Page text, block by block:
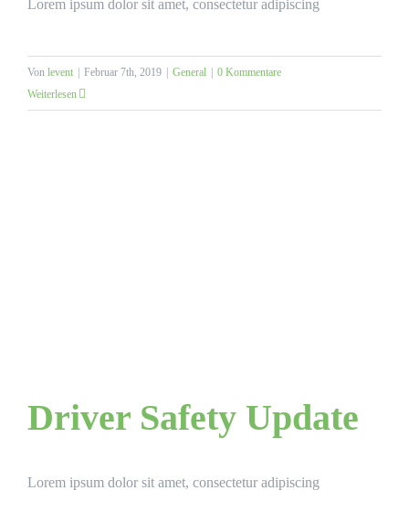
Lorem ipsum dolor sit amet, consectetur adipiscing
Von levent Februar 7th, 2019 General
0 Kommentare
Weiterlesen
Driver Safety Update
Lorem ipsum dolor sit amet, consectetur adipiscing